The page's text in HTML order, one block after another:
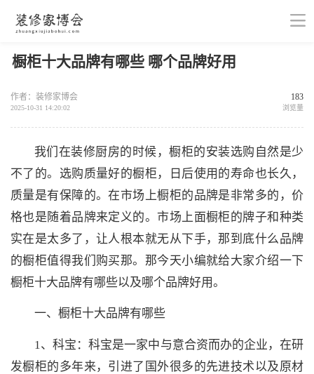
橱柜十大品牌有哪些 哪个品牌好用
作者：装修家博会
2025-10-31 14:20:02
183
浏览量
我们在装修厨房的时候，橱柜的安装选购自然是少
不了的。选购质量好的橱柜，日后使用的寿命也长久，
质量是有保障的。在市场上橱柜的品牌是非常多的，价
格也是随着品牌来定义的。市场上面橱柜的牌子和种类
实在是太多了，让人根本就无从下手，那到底什么品牌
的橱柜值得我们购买那。那今天小编就给大家介绍一下
橱柜十大品牌有哪些以及哪个品牌好用。
一、橱柜十大品牌有哪些
1、科宝：科宝是一家中与意合资而办的企业，在研
发橱柜的多年来，引进了国外很多的先进技术以及原材